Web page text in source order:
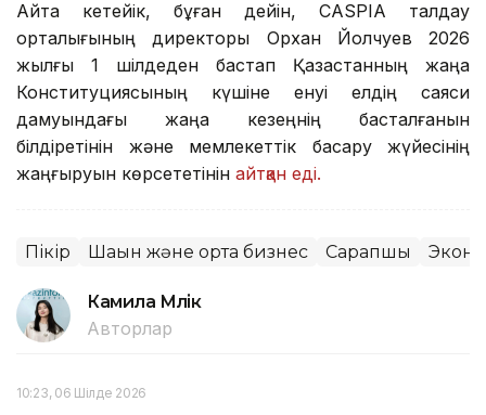
Айта кетейік, бұған дейін, CASPIA талдау
орталығының директоры Орхан Йолчуев 2026
жылғы 1 шілдеден бастап Қазақстанның жаңа
Конституциясының күшіне енуі елдің саяси
дамуындағы жаңа кезеңнің басталғанын
білдіретінін және мемлекеттік басқару жүйесінің
жаңғыруын көрсететінін айтқан еді.
Пікір Шағын және орта бизнес Сарапшы
Камила Мүлік
Авторлар
10:23, 06 Шілде 2026